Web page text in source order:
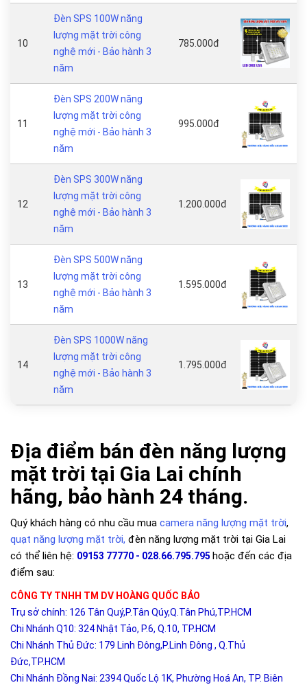
10
Đèn SPS 100W năng
lượng mặt trời công
nghệ mới - Bảo hành 3
năm
785.000đ
11
Đèn SPS 200W năng
lượng mặt trời công
nghệ mới - Bảo hành 3
năm
995.000đ
12
Đèn SPS 300W năng
lượng mặt trời công
nghệ mới - Bảo hành 3
năm
1.200.000đ
13
Đèn SPS 500W năng
lượng mặt trời công
nghệ mới - Bảo hành 3
năm
1.595.000đ
14
Đèn SPS 1000W năng
lượng mặt trời công
nghệ mới - Bảo hành 3
năm
1.795.000đ
Địa điểm bán đèn năng lượng
mặt trời tại Gia Lai chính
hãng, bảo hành 24 tháng.
Quý khách hàng có nhu cầu mua camera năng lượng mặt trời,
quạt năng lượng mặt trời, đèn năng lượng mặt trời tại Gia Lai
có thể liên hệ: 09153 77770 - 028.66.795.795 hoặc đến các địa
điểm sau:
CÔNG TY TNHH TM DV HOÀNG QUỐC BẢO
Trụ sở chính: 126 Tân Quý,P.Tân Qúy,Q.Tân Phú,TP.HCM
Chi Nhánh Q10: 324 Nhật Tảo, P.6, Q.10, TP.HCM
Chi Nhánh Thủ Đức: 179 Linh Đông,P.Linh Đông , Q.Thủ
Đức,TP.HCM
Chi Nhánh Đồng Nai: 2394 Quốc Lộ 1K, Phường Hoá An, TP. Biên